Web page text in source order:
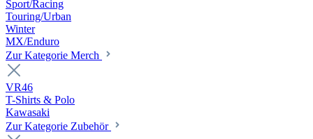
Sport/Racing
Touring/Urban
Winter
MX/Enduro
Zur Kategorie Merch
VR46
T-Shirts & Polo
Kawasaki
Zur Kategorie Zubehör